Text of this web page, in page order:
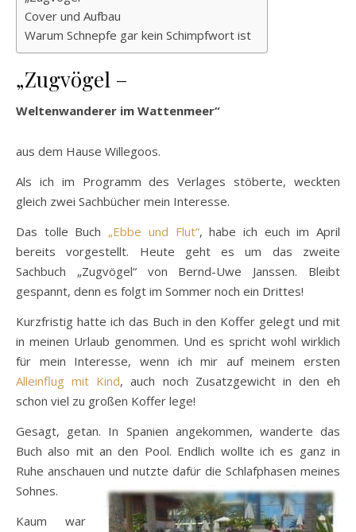
Cover und Aufbau
Warum Schnepfe gar kein Schimpfwort ist
„Zugvögel –
Weltenwanderer im Wattenmeer“
aus dem Hause Willegoos.
Als ich im Programm des Verlages stöberte, weckten
gleich zwei Sachbücher mein Interesse.
Das tolle Buch „Ebbe und Flut“, habe ich euch im April
bereits vorgestellt. Heute geht es um das zweite
Sachbuch „Zugvögel“ von Bernd-Uwe Janssen. Bleibt
gespannt, denn es folgt im Sommer noch ein Drittes!
Kurzfristig hatte ich das Buch in den Koffer gelegt und mit
in meinen Urlaub genommen. Und es spricht wohl wirklich
für mein Interesse, wenn ich mir auf meinem ersten
Alleinflug mit Kind, auch noch Zusatzgewicht in den eh
schon viel zu großen Koffer lege!
Gesagt, getan. In Spanien angekommen, wanderte das
Buch also mit an den Pool. Endlich wollte ich es ganz in
Ruhe anschauen und nutzte dafür die Schlafphasen meines
Sohnes.
Kaum war